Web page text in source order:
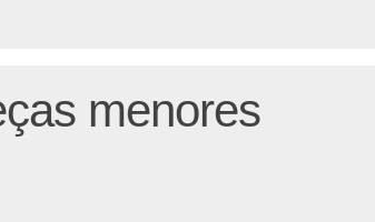
menores